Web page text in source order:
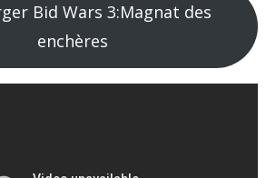
Bid Wars 3:Magnat des
enchères